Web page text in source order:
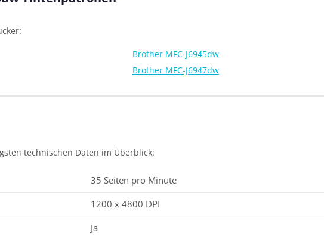
Brother MFC-J6945dw
Brother MFC-J6947dw
technischen Daten im Überblick:
35 Seiten pro Minute
1200 x 4800 DPI
Ja